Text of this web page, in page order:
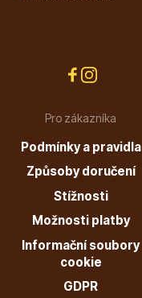
Pro zákazníka
Podmínky a pravidla
Způsoby doručení
Stížnosti
Možnosti platby
Informační soubory
cookie
GDPR